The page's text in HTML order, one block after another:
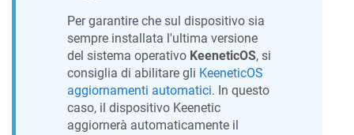
Per garantire che sul dispositivo sia
sempre installata l'ultima versione
del sistema operativo KeeneticOS, si
consiglia di abilitare gli KeeneticOS
aggiornamenti automatici. In questo
caso, il dispositivo Keenetic
aggiornerà automaticamente il